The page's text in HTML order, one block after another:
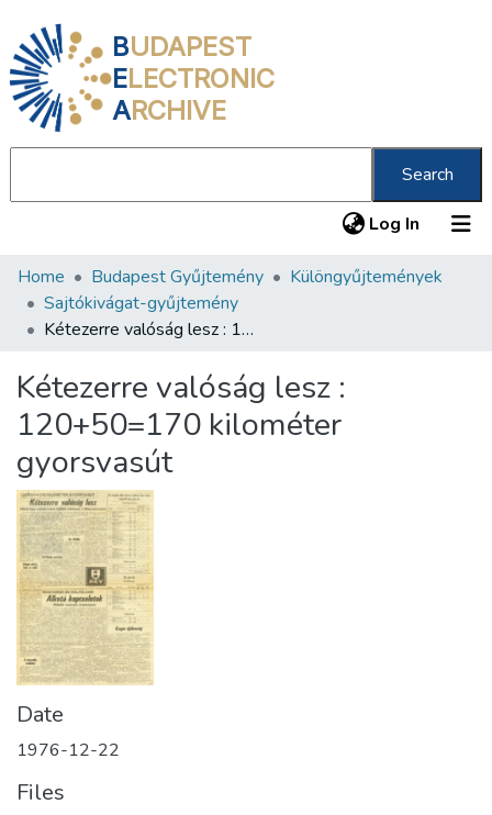
BUDAPEST
ELECTRONIC
ARCHIVE
Search
Log In (current)
Communities & Collections
All of DSpace
About us
Home Budapest Gyűjtemény
Különgyűjtemények
Sajtókivágat-gyűjtemény
Kétezerre valóság lesz : 120+50=170 kilométer gyorsvasút
Kétezerre valóság lesz :
120+50=170 kilométer
gyorsvasút
Date
1976-12-22
Files